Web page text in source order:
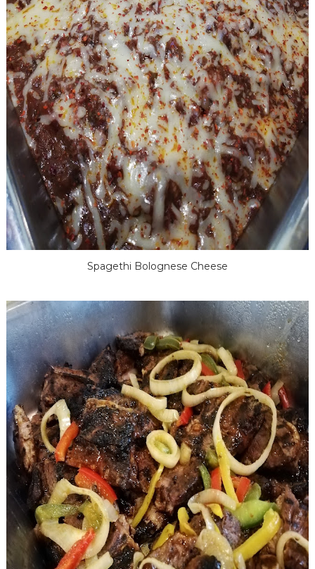
Spagethi Bolognese Cheese